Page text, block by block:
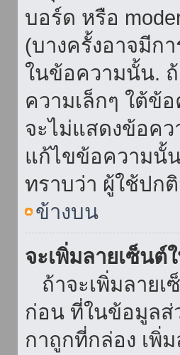
บอร์ด หรือ
(บางครั้งอาจมีก
ในข้อความนั้น.
ความเล็กๆ ใต้ข้
จะไม่แสดงข้อคว
แก้ไขข้อความนั้
ทราบว่า ผู้ใช้ปก
ข้างบน
จะเพิ่มลายเซ็น
ถ้าจะเพิ่มลาย
ก่อน ที่ในข้อมูล
กาถูกที่กล่อง เพิ่